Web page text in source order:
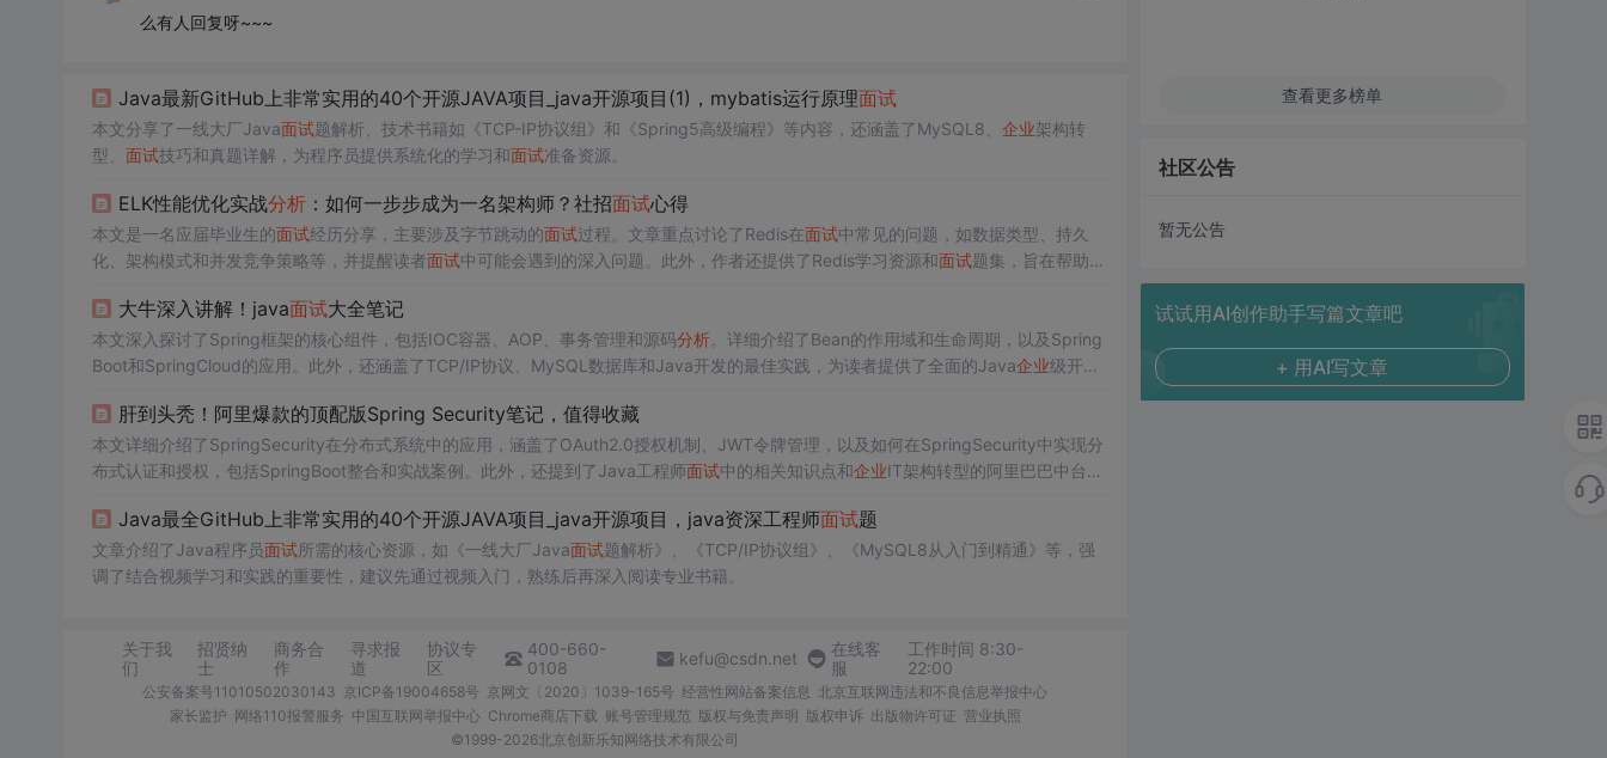
么有人回复呀~~~
Java最新GitHub上非常实用的40个开源JAVA项目_java开源项目(1)，mybatis运行原理面试
本文分享了一线大厂Java面试题解析、技术书籍如《TCP-IP协议组》和《Spring5高级编程》等内容，还涵盖了MySQL8、 企业架构转
型、 面试技巧和真题详解，为程序员提供系统化的学习和面试准备资源。
ELK性能优化实战分析：如何一步步成为一名架构师？社招面试心得
本文是一名应届毕业生的面试经历分享，主要涉及字节跳动的面试过程。文章重点讨论了Redis在面试中常见的问题，如数据类型、持久
化、架构模式和并发竞争策略等，并提醒读者面试中可能会遇到的深入问题。此外，作者还提供了Redis学习资源和面试题集，旨在帮助读
大牛深入讲解！java面试大全笔记
本文深入探讨了Spring框架的核心组件，包括IOC容器、AOP、事务管理和源码分析。详细介绍了Bean的作用域和生命周期，以及Spring
Boot和SpringCloud的应用。此外，还涵盖了TCP/IP协议、MySQL数据库和Java开发的最佳实践，为读者提供了全面的Java企业级开发
肝到头秃！阿里爆款的顶配版Spring Security笔记，值得收藏
本文详细介绍了SpringSecurity在分布式系统中的应用，涵盖了OAuth2.0授权机制、JWT令牌管理，以及如何在SpringSecurity中实现分
布式认证和授权，包括SpringBoot整合和实战案例。此外，还提到了Java工程师面试中的相关知识点和企业IT架构转型的阿里巴巴中台架
Java最全GitHub上非常实用的40个开源JAVA项目_java开源项目，java资深工程师面试题
文章介绍了Java程序员面试所需的核心资源，如《一线大厂Java面试题解析》、《TCP/IP协议组》、《MySQL8从入门到精通》等，强
调了结合视频学习和实践的重要性，建议先通过视频入门，熟练后再深入阅读专业书籍。
关于我
们
招贤纳
士
商务合
作
寻求报
道
协议专
区
400-660-
0108
kefu@csdn.net
在线客
服
工作时间 8:30-
22:00
公安备案号11010502030143 京ICP备19004658号 京网文〔2020〕1039-165号 经营性网站备案信息 北京互联网违法和不良信息举报中心
家长监护 网络110报警服务 中国互联网举报中心 Chrome商店下载 账号管理规范 版权与免责声明 版权申诉 出版物许可证 营业执照
©1999-2026北京创新乐知网络技术有限公司
查看更多榜单
社区公告
暂无公告
试试用AI创作助手写篇文章吧
+ 用AI写文章